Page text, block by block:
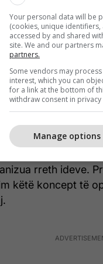
simbolik,
duke
ndërsa u
të mbështesin,
Kuvend.
ne besojmë
pra të
që t'i hapim
pushtetin, me
rreth ideve.
këtë koncept të
Your personal data will be
(cookies, unique
accessed by and shared
site. We and our partners
partners.
Some vendors may
interest, which you can
for a link at the bottom of
withdraw consent in
Manage options